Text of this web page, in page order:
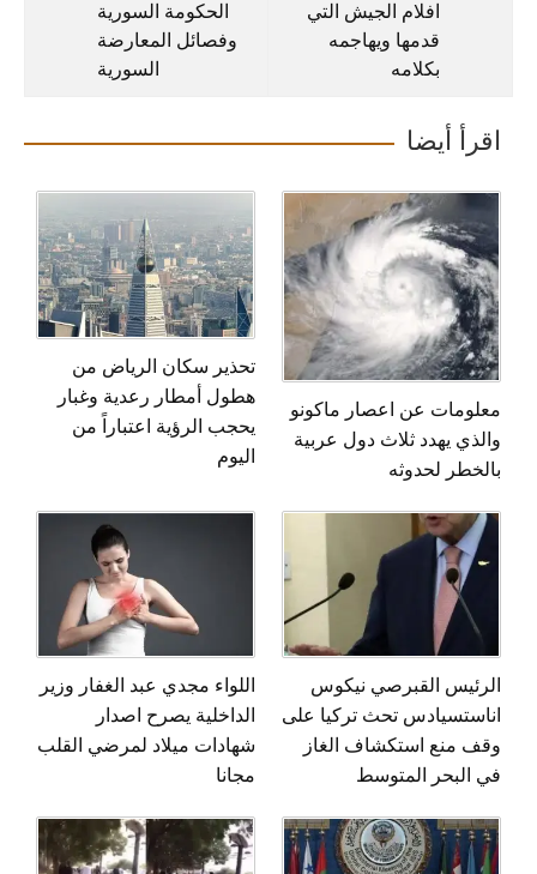
افلام الجيش التي
قدمها ويهاجمه
بكلامه
الحكومة السورية
وفصائل المعارضة
السورية
اقرأ أيضا
معلومات عن اعصار ماكونو
والذي يهدد ثلاث دول عربية
بالخطر لحدوثه
تحذير سكان الرياض من
هطول أمطار رعدية وغبار
يحجب الرؤية اعتباراً من
اليوم
الرئيس القبرصي نيكوس
اناستسيادس تحث تركيا على
وقف منع استكشاف الغاز
في البحر المتوسط
اللواء مجدي عبد الغفار وزير
الداخلية يصرح اصدار
شهادات ميلاد لمرضي القلب
مجانا